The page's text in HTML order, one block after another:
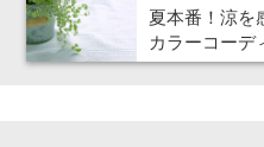
夏本番！涼を
カラーコーデ